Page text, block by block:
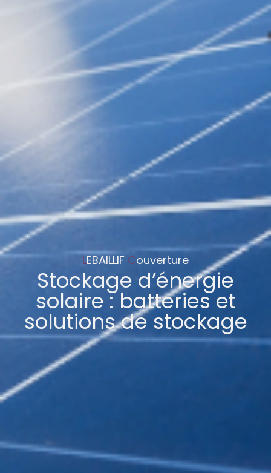
LEBAILLIF Couverture
Stockage d’énergie
solaire : batteries et
solutions de stockage